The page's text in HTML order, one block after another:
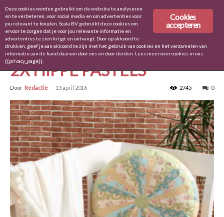
Home Doen
Doen Kussens Quilt & Zo 39
2X HIPPE PASTELS
Door Redactie - 13 april 2016 0
2745
Cookies
accepteren
Deze cookies worden gebruikt om de website te analyseren
en te verbeteren, voor social media en om advertenties voor
jou relevant te houden. Scala BV gebruikt deze cookies om
ervoor te zorgen dat je voor jou relevante informatie en
advertenties te zien krijgt en ontvangt. Door op akkoord te
drukken, geef je aan akkoord te zijn met het gebruik van cookies en het verzamelen van
informatie aan de hand daarvan door ons en door derden. Lees meer over cookies in ons
{{privacy_page}}.